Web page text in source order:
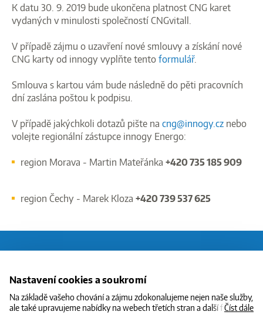
Nastavení cookies a soukromí
Na základě vašeho chování a zájmu zdokonalujeme nejen naše služby,
ale také upravujeme nabídky na webech třetích stran a další formy
Číst dále
K datu 30. 9. 2019 bude ukončena platnost CNG karet
vydaných v minulosti společností CNGvitall.
V případě zájmu o uzavření nové smlouvy a získání nové
CNG karty od innogy vyplňte tento formulář.
Smlouva s kartou vám bude následně do pěti pracovních
dní zaslána poštou k podpisu.
V případě jakýchkoli dotazů pište na cng@innogy.cz nebo
volejte regionální zástupce innogy Energo:
region Morava - Martin Mateřánka +420 735 185 909
region Čechy - Marek Kloza +420 739 537 625
CENY